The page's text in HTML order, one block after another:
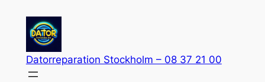
innehåll
Datorreparation Stockholm – 08 37 21 00